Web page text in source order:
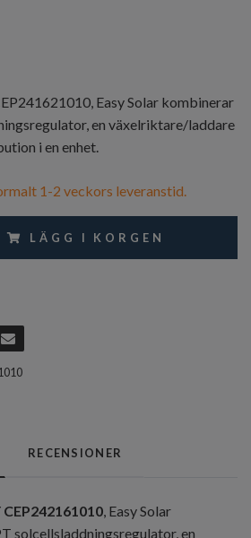
Easy Solar kombinerar
en växelriktare/laddare
i en enhet.
1-2 veckors leveranstid.
LÄGG I KORGEN
RECENSIONER
CEP242161010, Easy Solar
solcellsladdningsregulator, en